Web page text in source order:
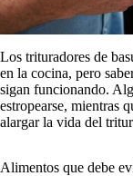
Los trituradores de
en la cocina, pero
sigan funcionando.
estropearse, mientras
alargar la vida del
Alimentos que debe